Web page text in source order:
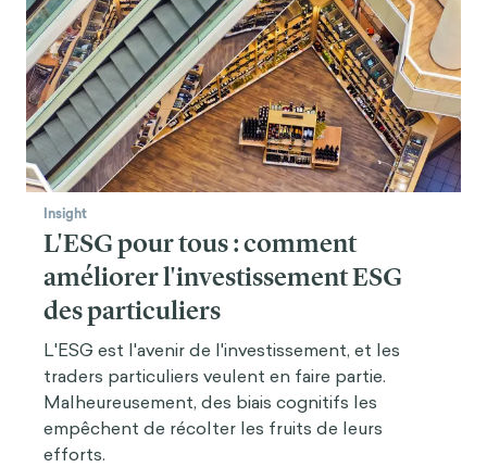
Insight
L'ESG pour tous : comment
améliorer l'investissement ESG
des particuliers
L'ESG est l'avenir de l'investissement, et les
traders particuliers veulent en faire partie.
Malheureusement, des biais cognitifs les
empêchent de récolter les fruits de leurs
efforts.